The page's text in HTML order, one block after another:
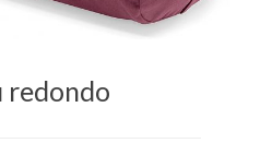
redondo